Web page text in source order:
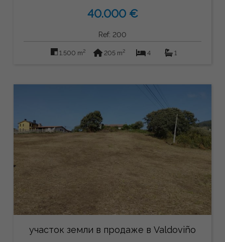
40.000 €
Ref: 200
1.500 m2 205 m2 4 1
участок земли в продаже в Valdoviño